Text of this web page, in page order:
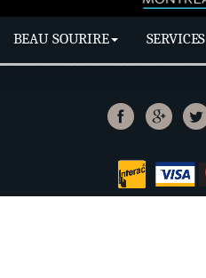
BEAU SOURIRE SERVICES